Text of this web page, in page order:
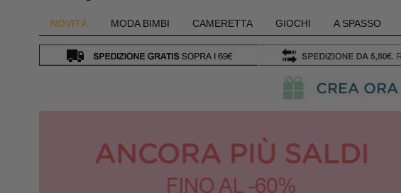
NOVITÀ MODA BIMBI CAMERETTA GIOCHI A SPASSO